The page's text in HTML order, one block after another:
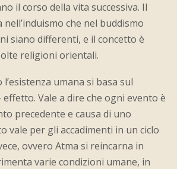
il corso della vita successiva. Il
che nel buddismo
siano differenti, e il concetto è
religioni orientali.
l’esistenza umana si basa sul
effetto. Vale a dire che ogni evento è
precedente e causa di uno
vale per gli accadimenti in un ciclo
ovvero Atma si reincarna in
varie condizioni umane, in